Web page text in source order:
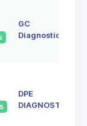
GC
Diagnostics
DPE
DIAGNOSTICS